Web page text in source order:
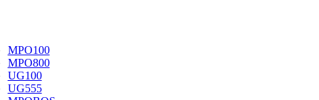
MPO100
MPO800
UG100
UG555